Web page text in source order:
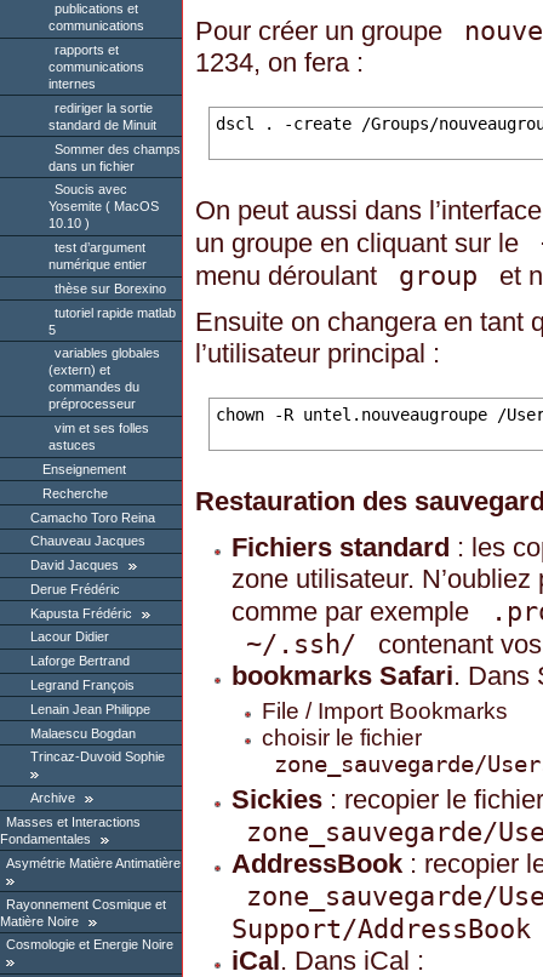
publications et
communications
rapports et
communications
internes
rediriger la sortie
standard de Minuit
Sommer des champs
dans un fichier
Soucis avec
Yosemite ( MacOS
10.10 )
test d’argument
numérique entier
thèse sur Borexino
tutoriel rapide matlab
5
variables globales
(extern) et
commandes du
préprocesseur
vim et ses folles
astuces
Enseignement
Recherche
Camacho Toro Reina
Chauveau Jacques
David Jacques
Derue Frédéric
Kapusta Frédéric
Lacour Didier
Laforge Bertrand
Legrand François
Lenain Jean Philippe
Malaescu Bogdan
Trincaz-Duvoid Sophie
Archive
Masses et Interactions
Fondamentales
Asymétrie Matière Antimatière
Rayonnement Cosmique et
Matière Noire
Cosmologie et Energie Noire
Pour créer un groupe
1234, on fera :
On peut aussi dans
un groupe en cliquant sur le
menu déroulant group
et
Ensuite on changera en tant
l’utilisateur principal :
Restauration des
Fichiers standard : les
zone utilisateur.
comme par exemple
~/.ssh/
contenant
bookmarks Safari. Dans
File / Import Bookmarks
choisir le fichier
zone_sauvegarde/
Sickies : recopier le fichier
zone_sauvegarde/
AddressBook : recopier
zone_sauvegarde/
Support/AddressBook
iCal. Dans iCal :